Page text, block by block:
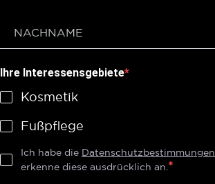
Ihre Interessensgebiete
Kosmetik
Fußpflege
Ich habe die Datenschutzbestimmungen
erkenne diese ausdrücklich an.